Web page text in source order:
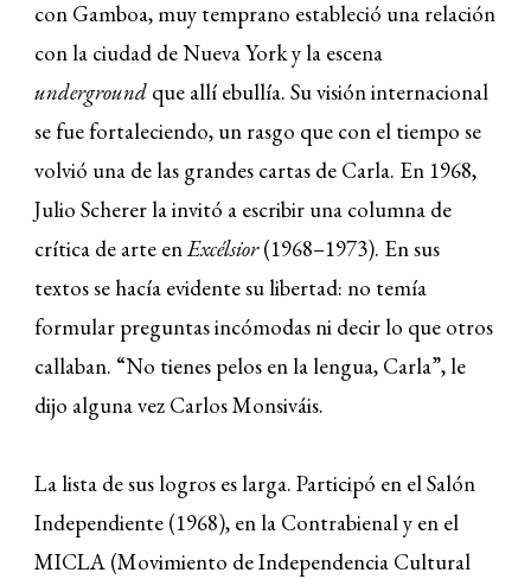
con Gamboa, muy temprano estableció una relación
con la ciudad de Nueva York y la escena
underground que allí ebullía. Su visión internacional
se fue fortaleciendo, un rasgo que con el tiempo se
volvió una de las grandes cartas de Carla. En 1968,
Julio Scherer la invitó a escribir una columna de
crítica de arte enExcélsior(1968–1973). En sus
textos se hacía evidente su libertad: no temía
formular preguntas incómodas ni decir lo que otros
callaban. “No tienes pelos en la lengua, Carla”, le
dijo alguna vez Carlos Monsiváis.
La lista de sus logros es larga. Participó en el Salón
Independiente (1968), en la Contrabienal y en el
MICLA (Movimiento de Independencia Cultural